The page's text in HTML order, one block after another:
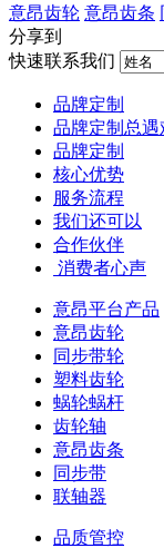
意昂齿轮 意昂齿条
分享到
快速联系我们
品牌定制
品牌定制总遇
品牌定制
核心优势
服务流程
我们还可以
合作伙伴
​ 消费者心声
意昂平台产品
意昂齿轮
同步带轮
塑料齿轮
蜗轮蜗杆
齿轮轴
意昂齿条
同步带
联轴器
品质管控